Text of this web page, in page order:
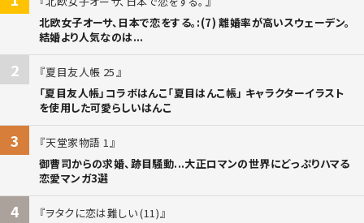
北欧女子オーサ、日本で恋をする。:(7) 離婚率が高いスウェーデン。
結婚より人気なのは...
2
夏目友人帳 25
「夏目友人帳」コラボはんこ「夏目はんこ帳」 キャラクターイラスト
を使用した可愛らしいはんこ
3
天堂家物語 1
御曹司からの求婚、跡目騒動...大正ロマンの世界にどっぷりハマる
恋愛マンガ3選
4
ヲタクに恋は難しい (11)